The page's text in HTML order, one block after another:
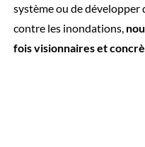
système ou de
contre les inondations,
fois visionnaires et